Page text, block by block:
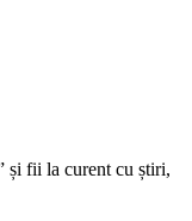
și fii la curent cu știri,